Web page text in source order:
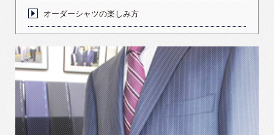
オーダーシャツの楽しみ方